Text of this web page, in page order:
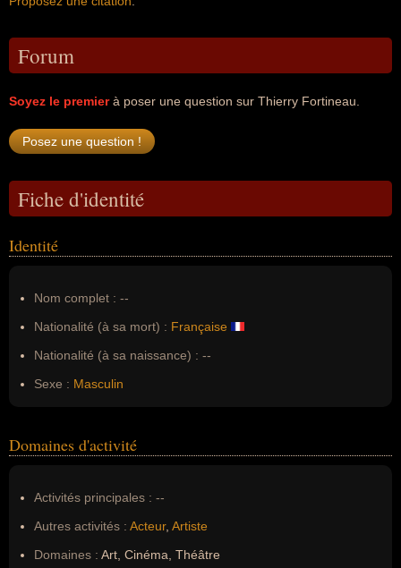
Forum
Soyez le premierà poser une question sur Thierry Fortineau.
Fiche d'identité
Identité
Nom complet : --
Nationalité (à sa mort) : Française
Nationalité (à sa naissance) : --
Sexe : Masculin
Domaines d'activité
Activités principales : --
Autres activités : Acteur, Artiste
Domaines : Art, Cinéma, Théâtre